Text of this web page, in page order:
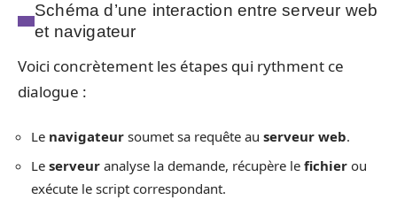
Schéma d’une interaction entre serveur web
et navigateur
Voici concrètement les étapes qui rythment ce
dialogue :
Le navigateur soumet sa requête au serveur web.
Le serveur analyse la demande, récupère le fichier ou
exécute le script correspondant.